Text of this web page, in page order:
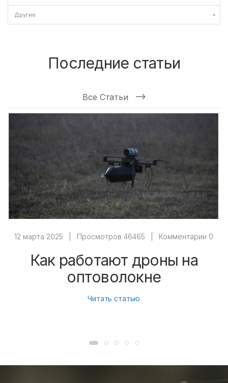
Другие +
Последние статьи
Все Статьи
12 марта 2025 Просмотров 46465 Комментарии 0
Как работают дроны на
оптоволокне
Читать статью